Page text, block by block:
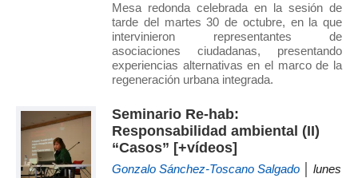
Mesa redonda celebrada en la sesión de
tarde del martes 30 de octubre, en la que
intervinieron representantes de
asociaciones ciudadanas, presentando
experiencias alternativas en el marco de la
regeneración urbana integrada.
Seminario Re-hab:
Responsabilidad ambiental (II)
“Casos” [+vídeos]
Gonzalo Sánchez-Toscano Salgado │ lunes